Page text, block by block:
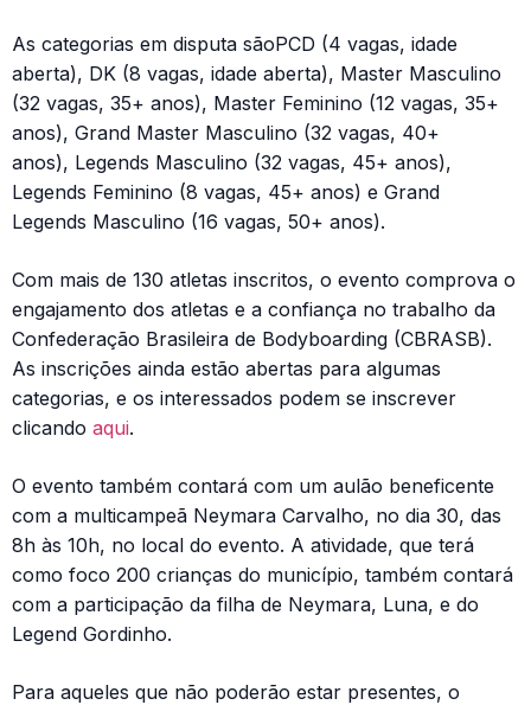
As categorias em disputa sãoPCD (4 vagas, idade
aberta), DK (8 vagas, idade aberta), Master Masculino
(32 vagas, 35+ anos), Master Feminino (12 vagas, 35+
anos), Grand Master Masculino (32 vagas, 40+
anos), Legends Masculino (32 vagas, 45+ anos),
Legends Feminino (8 vagas, 45+ anos) e Grand
Legends Masculino (16 vagas, 50+ anos).
Com mais de 130 atletas inscritos, o evento comprova o
engajamento dos atletas e a confiança no trabalho da
Confederação Brasileira de Bodyboarding (CBRASB).
As inscrições ainda estão abertas para algumas
categorias, e os interessados podem se inscrever
clicando aqui.
O evento também contará com um aulão beneficente
com a multicampeã Neymara Carvalho, no dia 30, das
8h às 10h, no local do evento. A atividade, que terá
como foco 200 crianças do município, também contará
com a participação da filha de Neymara, Luna, e do
Legend Gordinho.
Para aqueles que não poderão estar presentes, o